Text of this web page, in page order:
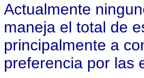
Actualmente
maneja el total de
principalmente a
preferencia por las